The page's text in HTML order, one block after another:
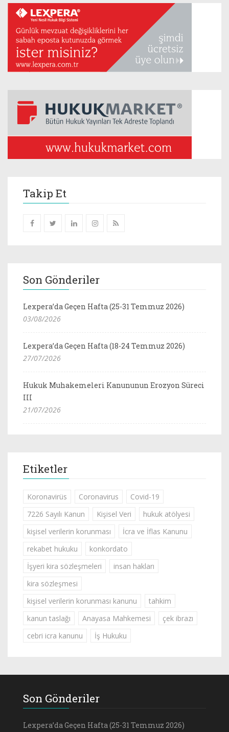
Takip Et
Son Gönderiler
Lexpera’da Geçen Hafta (25-31 Temmuz 2026)
03/08/2026
Lexpera’da Geçen Hafta (18-24 Temmuz 2026)
27/07/2026
Hukuk Muhakemeleri Kanununun Erozyon Süreci
III
21/07/2026
Etiketler
Koronavirüs Coronavirus
Covid-19
7226 Sayılı Kanun
Kişisel Veri
hukuk atölyesi
kişisel verilerin korunması
İcra ve İflas Kanunu
rekabet hukuku
konkordato
İşyeri kira sözleşmeleri
insan hakları
kira sözleşmesi
kişisel verilerin korunması kanunu
tahkim
kanun taslağı
Anayasa Mahkemesi
çek ibrazı
cebri icra kanunu
İş Hukuku
Son Gönderiler
Lexpera’da Geçen Hafta (25-31 Temmuz 2026)